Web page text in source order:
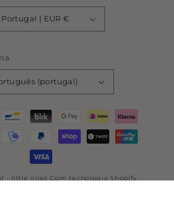
Portugal | EUR €
(portugal)
- little ones Com tecnologia Shopify